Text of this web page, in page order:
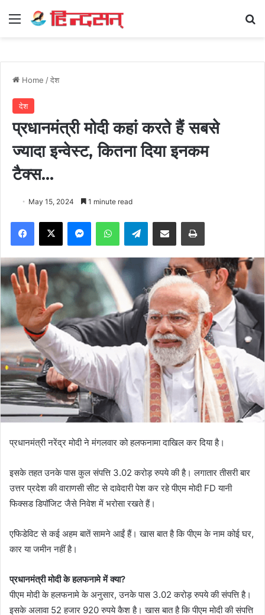
Menu
Home /देश
देश
प्रधानमंत्री मोदी कहां करते हैं सबसे
ज्यादा इन्वेस्ट, कितना दिया इनकम
टैक्स…
May 15, 2024 1 minute read
Facebook
X MessengerWhatsAppTelegramShare via Email Print
प्रधानमंत्री नरेंद्र मोदी ने मंगलवार को हलफनामा दाखिल कर दिया है।
इसके तहत उनके पास कुल संपत्ति 3.02 करोड़ रुपये की है। लगातार तीसरी बार
उत्तर प्रदेश की वाराणसी सीट से दावेदारी पेश कर रहे पीएम मोदी FD यानी
फिक्सड डिपॉजिट जैसे निवेश में भरोसा रखते हैं।
एफिडेविट से कई अहम बातें सामने आईं हैं। खास बात है कि पीएम के नाम कोई घर,
कार या जमीन नहीं है।
प्रधानमंत्री मोदी के हलफनामे में क्या?
पीएम मोदी के हलफनामे के अनुसार, उनके पास 3.02 करोड़ रुपये की संपत्ति है।
इसके अलावा 52 हजार 920 रुपये कैश है। खास बात है कि पीएम मोदी की संपत्ति